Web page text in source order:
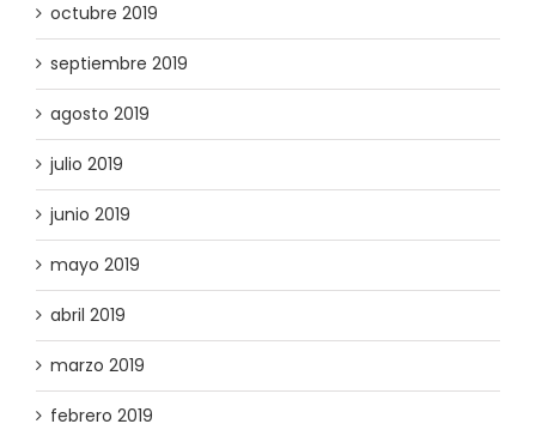
octubre 2019
septiembre 2019
agosto 2019
julio 2019
junio 2019
mayo 2019
abril 2019
marzo 2019
febrero 2019